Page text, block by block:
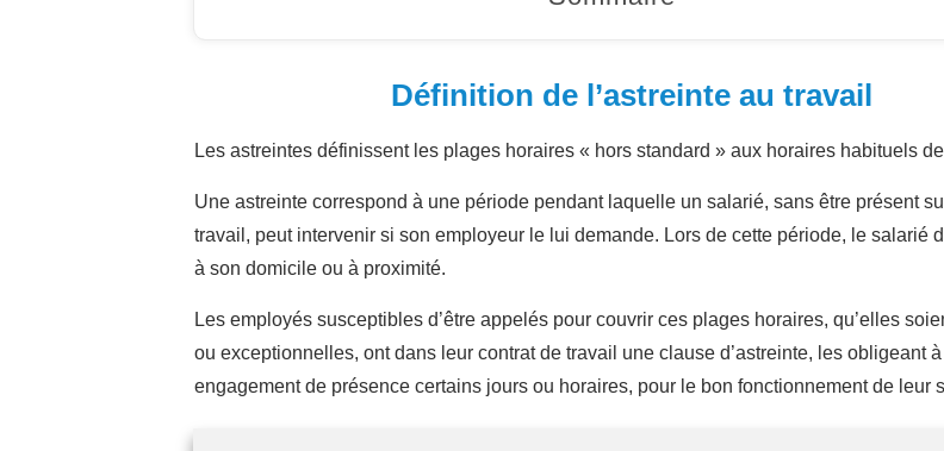
Définition de l’astreinte au travail
Les astreintes définissent les plages horaires « hors standard » aux horaires habituels
Une astreinte correspond à une période pendant laquelle un salarié, sans être présent
travail, peut intervenir si son employeur le lui demande. Lors de cette période, le salarié
à son domicile ou à proximité.
Les employés susceptibles d’être appelés pour couvrir ces plages horaires, qu’elles
ou exceptionnelles, ont dans leur contrat de travail une clause d’astreinte, les obligeant
engagement de présence certains jours ou horaires, pour le bon fonctionnement de leur